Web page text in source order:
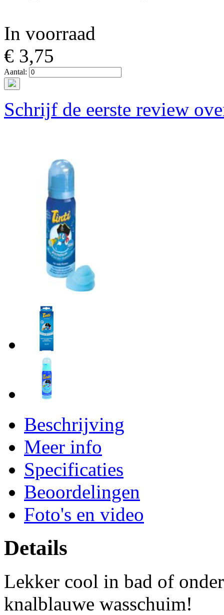
In voorraad
€ 3,75
Aantal:
Schrijf de eerste review
Beschrijving
Meer info
Specificaties
Beoordelingen
Foto's en video
Details
Lekker cool in bad of
knalblauwe wasschuim!